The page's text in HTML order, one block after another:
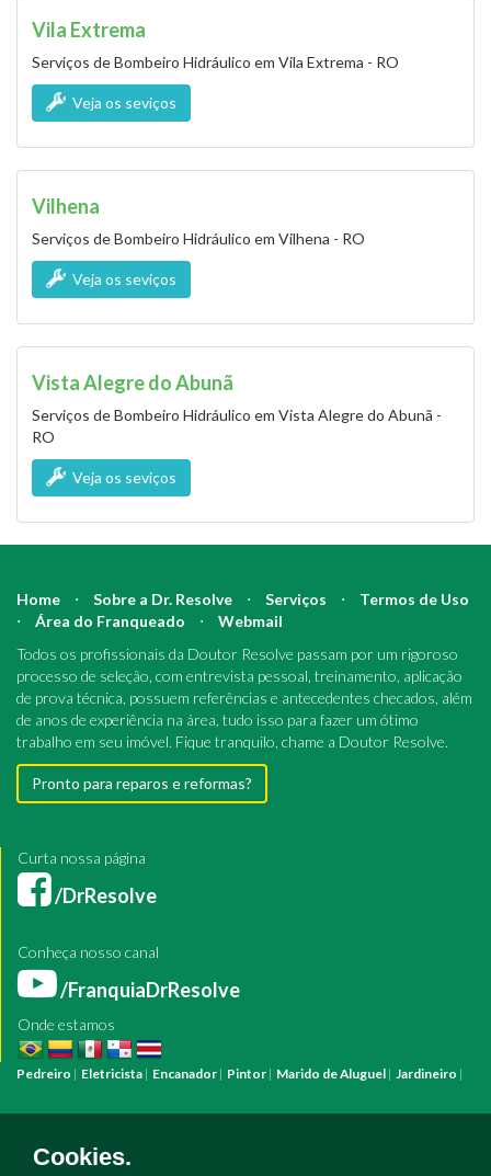
Vila Extrema
Serviços de Bombeiro Hidráulico em Vila Extrema - RO
Veja os seviços
Vilhena
Serviços de Bombeiro Hidráulico em Vilhena - RO
Veja os seviços
Vista Alegre do Abunã
Serviços de Bombeiro Hidráulico em Vista Alegre do Abunã -
RO
Veja os seviços
Home ⋅ Sobre a Dr. Resolve ⋅ Serviços ⋅
Termos de Uso
⋅
Área do Franqueado ⋅
Webmail
Todos os profissionais da Doutor Resolve passam por um rigoroso
processo de seleção, com entrevista pessoal, treinamento, aplicação
de prova técnica, possuem referências e antecedentes checados, além
de anos de experiência na área, tudo isso para fazer um ótimo
trabalho em seu imóvel. Fique tranquilo, chame a Doutor Resolve.
Pronto para reparos e reformas?
Curta nossa página
/DrResolve
Conheça nosso canal
/FranquiaDrResolve
Onde estamos
Pedreiro | Eletricista | Encanador | Pintor | Marido de Aluguel | Jardineiro |
Bombeiro HidráulicoManutenção PredialManutenção Residencial
ReformaServiço Eletricista
Cookies.